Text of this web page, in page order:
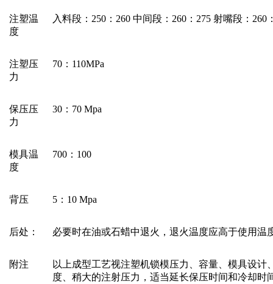
注塑温
度
入料段：250：260 中间段：260：275 射嘴段：260
注塑压
力
70：110MPa
保压压
力
30：70 Mpa
模具温
度
700：100
背压 5：10 Mpa
后处： 必要时在油或石蜡中退火，退火温度应高于使用
附注
以上成型工艺视注塑机锁模压力、容量、模具设
度、稍大的注射压力，适当延长保压时间和冷却